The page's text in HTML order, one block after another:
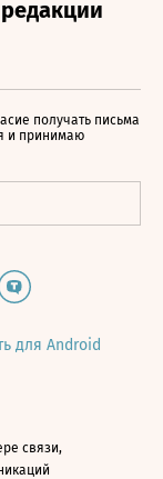
получать письма
и принимаю
для Android
связи,